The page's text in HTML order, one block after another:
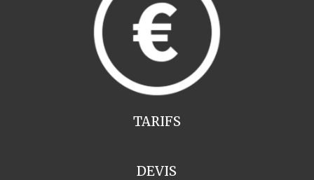
TARIFS
DEVIS